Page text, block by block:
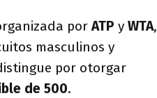
porATP y WTA,
masculinos y
por otorgar
de 500.